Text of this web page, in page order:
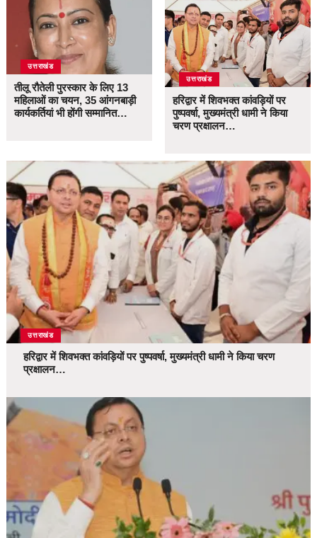
उत्तराखंड
तीलू रौतेली पुरस्कार के लिए 13
महिलाओं का चयन, 35 आंगनबाड़ी
कार्यकर्तियां भी होंगी सम्मानित…
उत्तराखंड
हरिद्वार में शिवभक्त कांवड़ियों पर
पुष्पवर्षा, मुख्यमंत्री धामी ने किया
चरण प्रक्षालन…
उत्तराखंड
हरिद्वार में शिवभक्त कांवड़ियों पर पुष्पवर्षा, मुख्यमंत्री धामी ने किया चरण
प्रक्षालन…